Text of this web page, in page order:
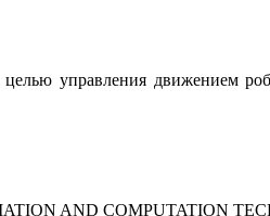
управления движением
AND COMPUTATION